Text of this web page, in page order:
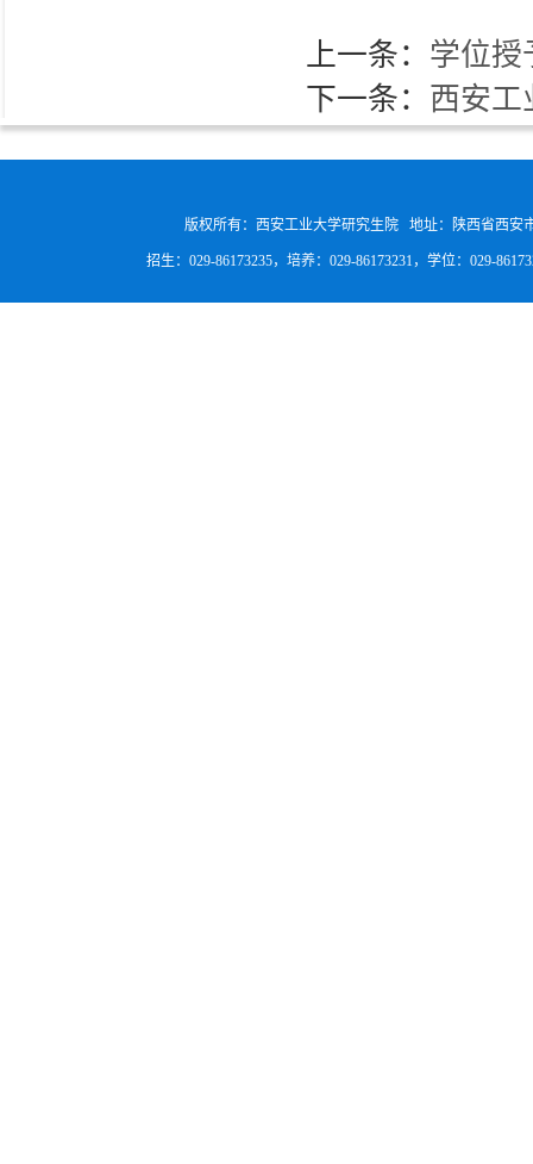
上一条： 学位授
下一条：
西安
版权所有：西安工业大学研究生院 地址：陕西省西安
招生：029-86173235，培养：029-86173231，学位：029-